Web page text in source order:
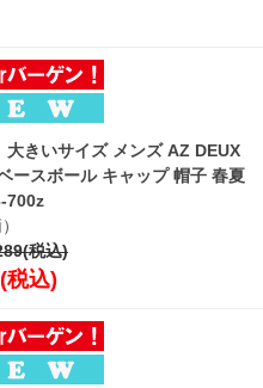
大きいサイズ メンズ AZ DEUX
ースボール キャップ 帽子 春夏
700z
税込)
税込)